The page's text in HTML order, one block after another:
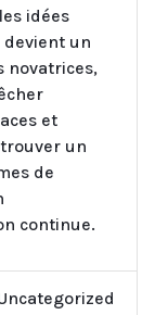
idées
un
novatrices,
et
un
de
continue.